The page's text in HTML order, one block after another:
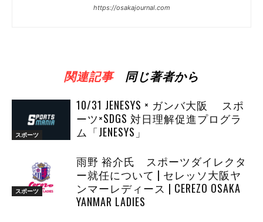
https://osakajournal.com
関連記事 同じ著者から
スポーツ
10/31 JENESYS × ガンバ大阪 スポ
ーツ×SDGS 対日理解促進プログラ
ム「JENESYS」
スポーツ
雨野 裕介氏 スポーツダイレクタ
ー就任について | セレッソ大阪ヤ
ンマーレディース | CEREZO OSAKA
YANMAR LADIES